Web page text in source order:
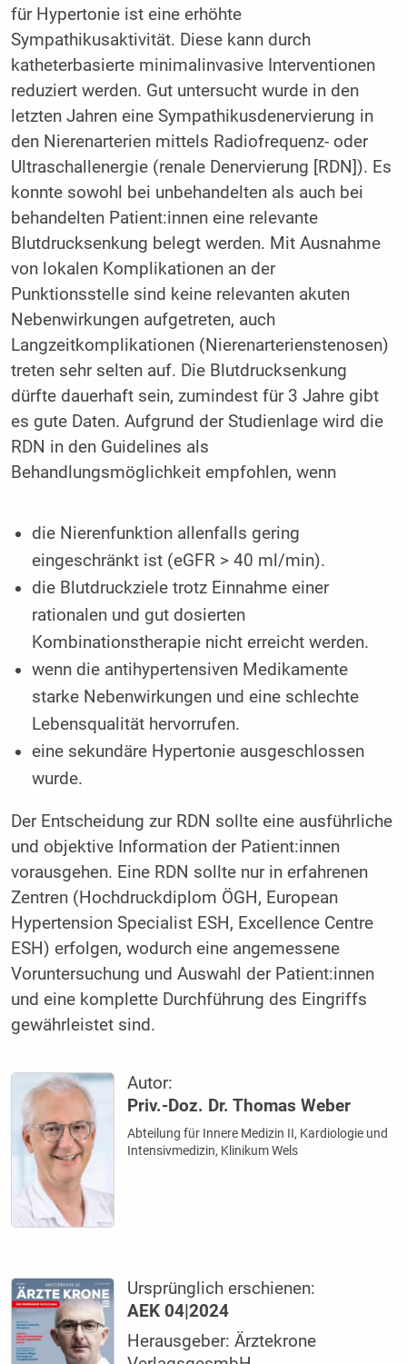
für Hypertonie ist eine erhöhte
Sympathikusaktivität. Diese kann durch
katheterbasierte minimalinvasive Interventionen
reduziert werden. Gut untersucht wurde in den
letzten Jahren eine Sympathikusdenervierung in
den Nierenarterien mittels Radiofrequenz- oder
Ultraschallenergie (renale Denervierung [RDN]). Es
konnte sowohl bei unbehandelten als auch bei
behandelten Patient:innen eine relevante
Blutdrucksenkung belegt werden. Mit Ausnahme
von lokalen Komplikationen an der
Punktionsstelle sind keine relevanten akuten
Nebenwirkungen aufgetreten, auch
Langzeitkomplikationen (Nierenarterienstenosen)
treten sehr selten auf. Die Blutdrucksenkung
dürfte dauerhaft sein, zumindest für 3 Jahre gibt
es gute Daten. Aufgrund der Studienlage wird die
RDN in den Guidelines als
Behandlungsmöglichkeit empfohlen, wenn
die Nierenfunktion allenfalls gering
eingeschränkt ist (eGFR > 40 ml/min).
die Blutdruckziele trotz Einnahme einer
rationalen und gut dosierten
Kombinationstherapie nicht erreicht werden.
wenn die antihypertensiven Medikamente
starke Nebenwirkungen und eine schlechte
Lebensqualität hervorrufen.
eine sekundäre Hypertonie ausgeschlossen
wurde.
Der Entscheidung zur RDN sollte eine ausführliche
und objektive Information der Patient:innen
vorausgehen. Eine RDN sollte nur in erfahrenen
Zentren (Hochdruckdiplom ÖGH, European
Hypertension Specialist ESH, Excellence Centre
ESH) erfolgen, wodurch eine angemessene
Voruntersuchung und Auswahl der Patient:innen
und eine komplette Durchführung des Eingriffs
gewährleistet sind.
Autor:
Priv.-Doz. Dr. Thomas Weber
Abteilung für Innere Medizin II, Kardiologie und
Intensivmedizin, Klinikum Wels
Ursprünglich erschienen:
AEK 04|2024
Herausgeber: Ärztekrone